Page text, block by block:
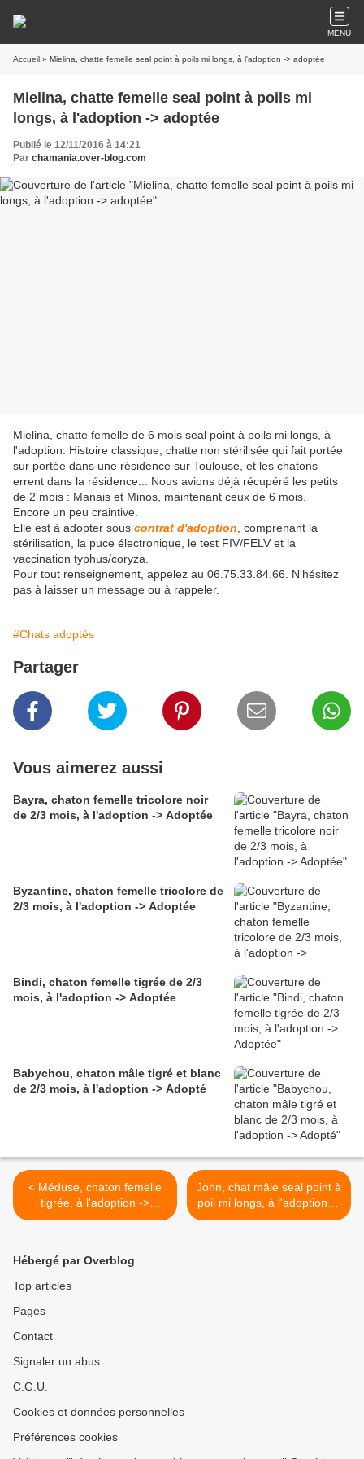
MENU
Accueil » Mielina, chatte femelle seal point à poils mi longs, à l'adoption -> adoptée
Mielina, chatte femelle seal point à poils mi
longs, à l'adoption -> adoptée
Publié le 12/11/2016 à 14:21
Par chamania.over-blog.com
Mielina, chatte femelle de 6 mois seal point à poils mi longs, à
l'adoption. Histoire classique, chatte non stérilisée qui fait portée
sur portée dans une résidence sur Toulouse, et les chatons
errent dans la résidence... Nous avions déjà récupéré les petits
de 2 mois : Manais et Minos, maintenant ceux de 6 mois.
Encore un peu craintive.
Elle est à adopter sous contrat d'adoption , comprenant la
stérilisation, la puce électronique, le test FIV/FELV et la
vaccination typhus/coryza.
Pour tout renseignement, appelez au 06.75.33.84.66. N'hésitez
pas à laisser un message ou à rappeler.
#Chats adoptés
Partager
Vous aimerez aussi
Bayra, chaton femelle tricolore noir
de 2/3 mois, à l'adoption -> Adoptée
Byzantine, chaton femelle tricolore de
2/3 mois, à l'adoption -> Adoptée
Bindi, chaton femelle tigrée de 2/3
mois, à l'adoption -> Adoptée
Babychou, chaton mâle tigré et blanc
de 2/3 mois, à l'adoption -> Adopté
< Méduse, chaton femelle
tigrée, à l'adoption ->
adoptée
John, chat mâle seal point à
poil mi longs, à l'adoption ->
adopté >
Hébergé par Overblog
Top articles
Pages
Contact
Signaler un abus
C.G.U.
Cookies et données personnelles
Préférences cookies